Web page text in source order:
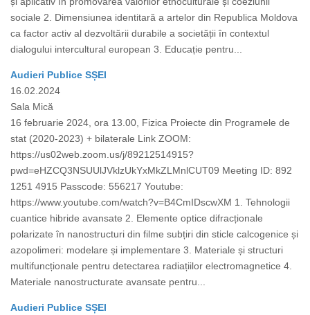
sociale 2. Dimensiunea identitară a artelor din Republica Moldova
ca factor activ al dezvoltării durabile a societății în contextul
dialogului intercultural european 3. Educație pentru...
Audieri Publice SȘEI
16.02.2024
Sala Mică
16 februarie 2024, ora 13.00, Fizica Proiecte din Programele de
stat (2020-2023) + bilaterale Link ZOOM:
https://us02web.zoom.us/j/89212514915?
pwd=eHZCQ3NSUUlJVklzUkYxMkZLMnlCUT09 Meeting ID: 892
1251 4915 Passcode: 556217 Youtube:
https://www.youtube.com/watch?v=B4CmIDscwXM 1. Tehnologii
cuantice hibride avansate 2. Elemente optice difracționale
polarizate în nanostructuri din filme subțiri din sticle calcogenice și
azopolimeri: modelare și implementare 3. Materiale și structuri
multifuncționale pentru detectarea radiațiilor electromagnetice 4.
Materiale nanostructurate avansate pentru...
Audieri Publice SȘEI